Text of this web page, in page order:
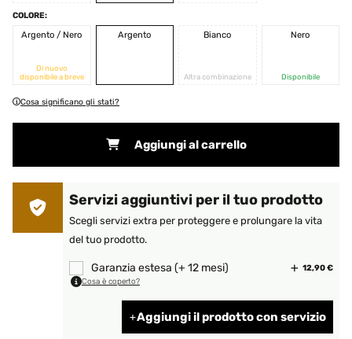
COLORE:
Argento / Nero
Di nuovo
disponibile a breve
Argento Bianco
Altra combinazione
Nero
Disponibile
Cosa significano gli stati?
Aggiungi al carrello
Servizi aggiuntivi per il tuo prodotto
Scegli servizi extra per proteggere e prolungare la vita
del tuo prodotto.
Garanzia estesa (+ 12 mesi) 12,90 €
Cosa è coperto?
Aggiungi il prodotto con servizio